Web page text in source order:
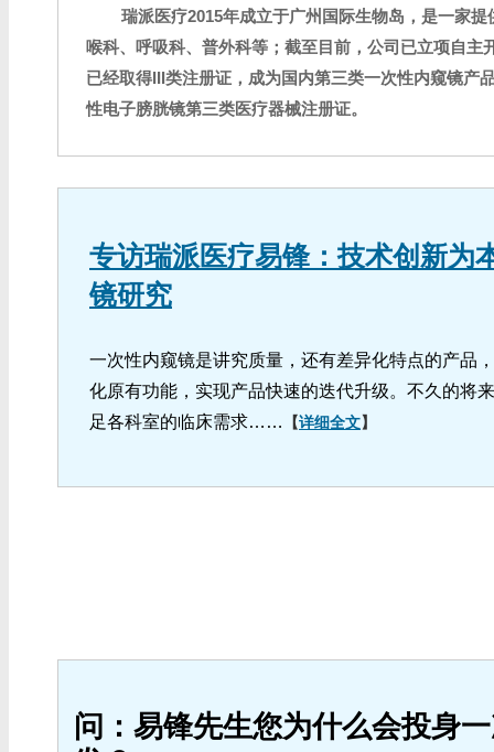
瑞派医疗2015年成立于广州国际生物岛，是一家
喉科、呼吸科、普外科等；截至目前，公司已立项自
已经取得III类注册证，成为国内第三类一次性内窥镜产
性电子膀胱镜第三类医疗器械注册证。
专访瑞派医疗易锋：技术创新为
镜研究
一次性内窥镜是讲究质量，还有差异化特点的产品
化原有功能，实现产品快速的迭代升级。不久的将
足各科室的临床需求……
【详细全文】
问：易锋先生您为什么会投身